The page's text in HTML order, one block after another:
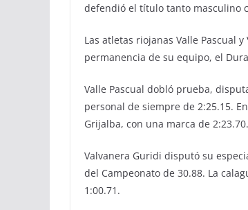
defendió el título tanto masculino
Las atletas riojanas Valle Pascual
permanencia de su equipo, el
Valle Pascual dobló prueba,
personal de siempre de 2:25.15.
Grijalba, con una marca de
Valvanera Guridi disputó su
del Campeonato de 30.88. La
1:00.71.